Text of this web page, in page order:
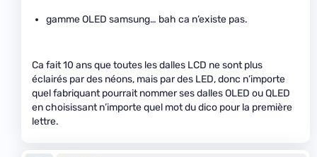
gamme OLED samsung… bah ca n’existe pas.
Ca fait 10 ans que toutes les dalles LCD ne sont plus
éclairés par des néons, mais par des LED, donc n’importe
quel fabriquant pourrait nommer ses dalles OLED ou QLED
en choisissant n’importe quel mot du dico pour la première
lettre.